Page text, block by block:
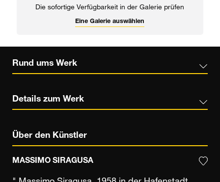
Die sofortige Verfügbarkeit in der Galerie prüfen
Eine Galerie auswählen
Rund ums Werk
Details zum Werk
Über den Künstler
MASSIMO SIRAGUSA